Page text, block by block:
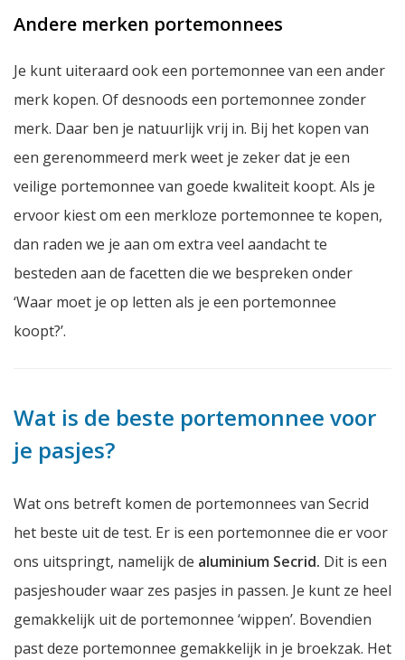
Andere merken portemonnees
Je kunt uiteraard ook een portemonnee van een ander
merk kopen. Of desnoods een portemonnee zonder
merk. Daar ben je natuurlijk vrij in. Bij het kopen van
een gerenommeerd merk weet je zeker dat je een
veilige portemonnee van goede kwaliteit koopt. Als je
ervoor kiest om een merkloze portemonnee te kopen,
dan raden we je aan om extra veel aandacht te
besteden aan de facetten die we bespreken onder
‘Waar moet je op letten als je een portemonnee
koopt?’.
Wat is de beste portemonnee voor
je pasjes?
Wat ons betreft komen de portemonnees van Secrid
het beste uit de test. Er is een portemonnee die er voor
ons uitspringt, namelijk de aluminium Secrid. Dit is een
pasjeshouder waar zes pasjes in passen. Je kunt ze heel
gemakkelijk uit de portemonnee ‘wippen’. Bovendien
past deze portemonnee gemakkelijk in je broekzak. Het